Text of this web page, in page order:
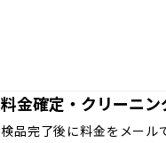
料金確定・クリーニン
検品完了後に料金をメール